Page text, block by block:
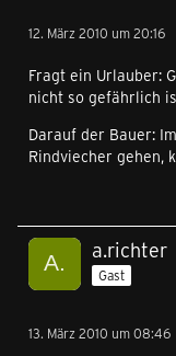
12. März 2010 um 20:16
Fragt ein Urlauber:
nicht so gefährlich
Darauf der Bauer:
Rindviecher gehen,
a.richter
Gast
13. März 2010 um 08:46